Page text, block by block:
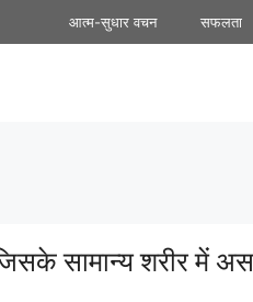
आत्म-सुधार वचन सफलता
सामान्य शरीर में